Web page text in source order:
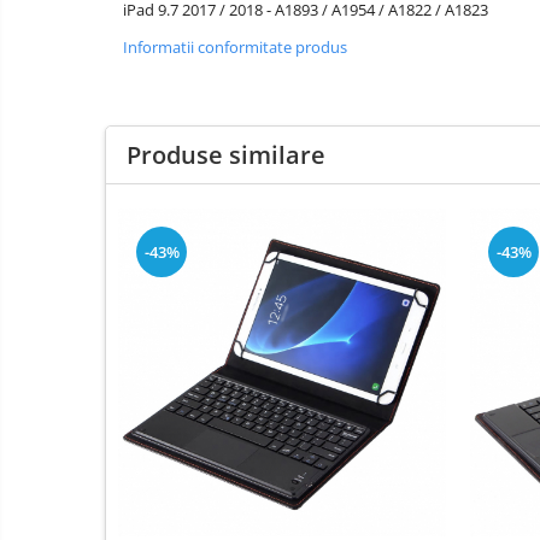
iPad 9.7 2017 / 2018 - A1893 / A1954 / A1822 / A1823
Informatii conformitate produs
Produse similare
-43% -43%